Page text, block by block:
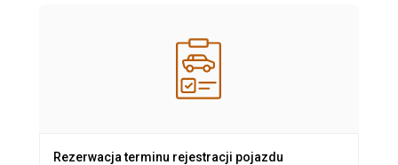
Rezerwacja terminu rejestracji pojazdu